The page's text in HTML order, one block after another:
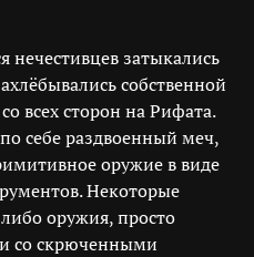
нечестивцев затыкались
собственной
всех сторон на Рифата.
себе раздвоенный меч,
оружие в виде
Некоторые
оружия, просто
со скрюченными